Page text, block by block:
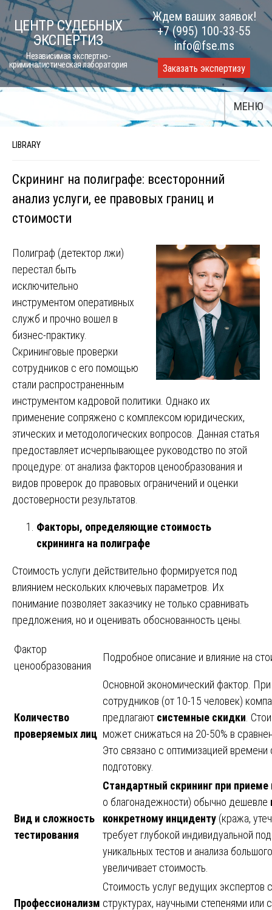
Skip
to
content
ЦЕНТР СУДЕБНЫХ
ЭКСПЕРТИЗ
Независимая экспертно-
криминалистическая лаборатория
Ждем ваших заявок!
+7 (995) 100-33-55
info@fse.ms
Заказать экспертизу
МЕНЮ
LIBRARY
Скрининг на полиграфе: всесторонний
анализ услуги, ее правовых границ и
стоимости
Полиграф (детектор лжи)
перестал быть
исключительно
инструментом оперативных
служб и прочно вошел в
бизнес-практику.
Скрининговые проверки
сотрудников с его помощью
стали распространенным
инструментом кадровой политики. Однако их
применение сопряжено с комплексом юридических,
этических и методологических вопросов. Данная статья
предоставляет исчерпывающее руководство по этой
процедуре: от анализа факторов ценообразования и
видов проверок до правовых ограничений и оценки
достоверности результатов.
Факторы, определяющие стоимость
скрининга на полиграфе
Стоимость услуги действительно формируется под
влиянием нескольких ключевых параметров. Их
понимание позволяет заказчику не только сравнивать
предложения, но и оценивать обоснованность цены.
Фактор
ценообразования
Подробное описание и влияние на
Количество
проверяемых лиц
Основной экономический фактор.
сотрудников (от 10-15 человек)
предлагают системные скидки .
может снижаться на 20-50% в
Это связано с оптимизацией
подготовку.
Вид и сложность
тестирования
Стандартный скрининг при приеме
о благонадежности) обычно дешевле
конкретному инциденту (кража,
требует глубокой индивидуальной
уникальных тестов и анализа
увеличивает стоимость.
Профессионализм
Стоимость услуг ведущих
структурах, научными степенями или